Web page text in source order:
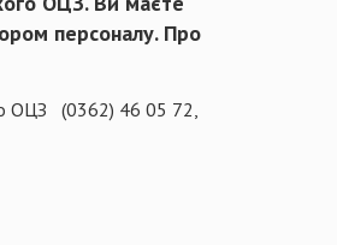
персоналу. Про
ОЦЗ (0362) 46 05 72,